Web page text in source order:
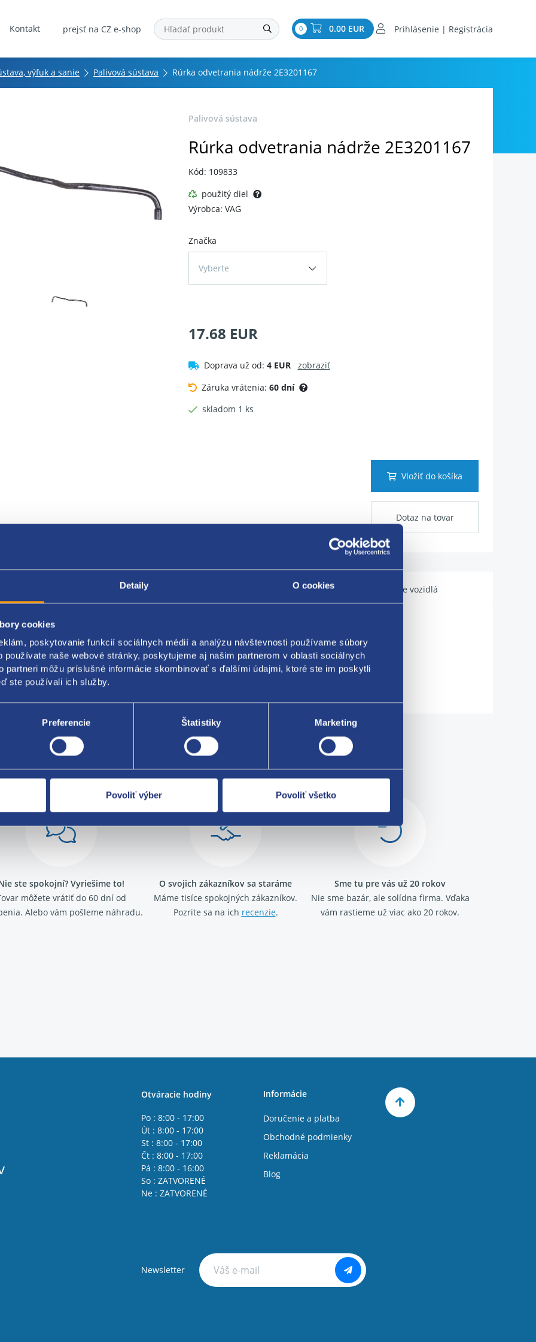
Detaily O cookies
cookies
poskytovanie funkcií sociálnych médií a analýzu návštevnosti používame súbory
používate naše webové stránky, poskytujeme aj našim partnerom v oblasti sociálnych
partneri môžu príslušné informácie skombinovať s ďalšími údajmi, ktoré ste im poskytli
ste používali ich služby.
Preferencie Štatistiky Marketing
Povoliť výber Povoliť všetko
Kontakt prejsť na CZ e-shop 0 0.00 EUR Prihlásenie | Registrácia
výfuk a sanie Palivová sústava Rúrka odvetrania nádrže 2E3201167
Palivová sústava
Rúrka odvetrania nádrže 2E3201167
Kód: 109833
použitý diel
Výrobca: VAG
Značka
Vyberte
17.68 EUR
Doprava už od: 4 EUR
zobraziť
Záruka vrátenia: 60 dní
skladom 1 ks
Vložiť do košíka
Dotaz na tovar
Použiteľné pre vozidlá
2E3201167
Benz: A9064762301
Za kvalitu ručíme!
ste spokojní? Vyriešime to!
môžete vrátiť do 60 dní od
Alebo vám pošleme náhradu.
O svojich zákazníkov sa staráme
Máme tisíce spokojných zákazníkov.
Pozrite sa na ich recenzie.
Sme tu pre vás už 20 rokov
Nie sme bazár, ale solídna firma. Vďaka
vám rastieme už viac ako 20 rokov.
Otváracie hodiny
Po : 8:00 - 17:00
Út : 8:00 - 17:00
St : 8:00 - 17:00
Čt : 8:00 - 17:00
Pá : 8:00 - 16:00
So : ZATVORENÉ
Ne : ZATVORENÉ
Informácie
Doručenie a platba
Obchodné podmienky
Reklamácia
Blog
Newsletter